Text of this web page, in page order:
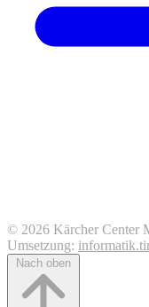
© 2026 Kärcher Center
Umsetzung:
Nach oben